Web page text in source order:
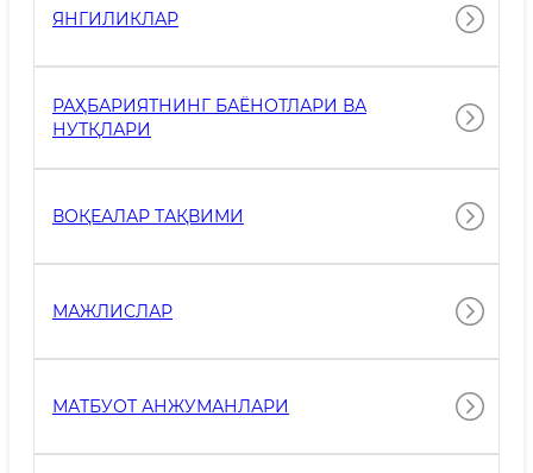
ЯНГИЛИКЛАР
РАҲБАРИЯТНИНГ БАЁНОТЛАРИ ВА
НУТҚЛАРИ
ВОҚЕАЛАР ТАҚВИМИ
МАЖЛИСЛАР
МАТБУОТ АНЖУМАНЛАРИ